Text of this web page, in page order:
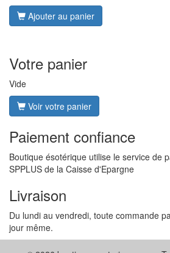
Ajouter au panier
Votre panier
Vide
Voir votre panier
Paiement confiance
Boutique ésotérique utilise le service de
SPPLUS de la Caisse d'Epargne
Livraison
Du lundi au vendredi, toute commande
jour même.